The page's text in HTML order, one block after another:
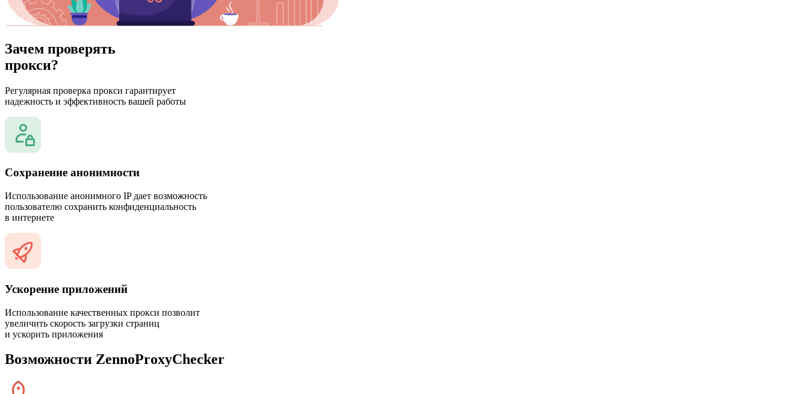
Зачем проверять
прокси?
Регулярная проверка прокси гарантирует
надежность и эффективность вашей работы
Сохранение анонимности
Использование анонимного IP дает возможность
пользователю сохранить конфиденциальность
в интернете
Ускорение приложений
Использование качественных прокси позволит
увеличить скорость загрузки страниц
и ускорить приложения
Возможности ZennoProxyChecker